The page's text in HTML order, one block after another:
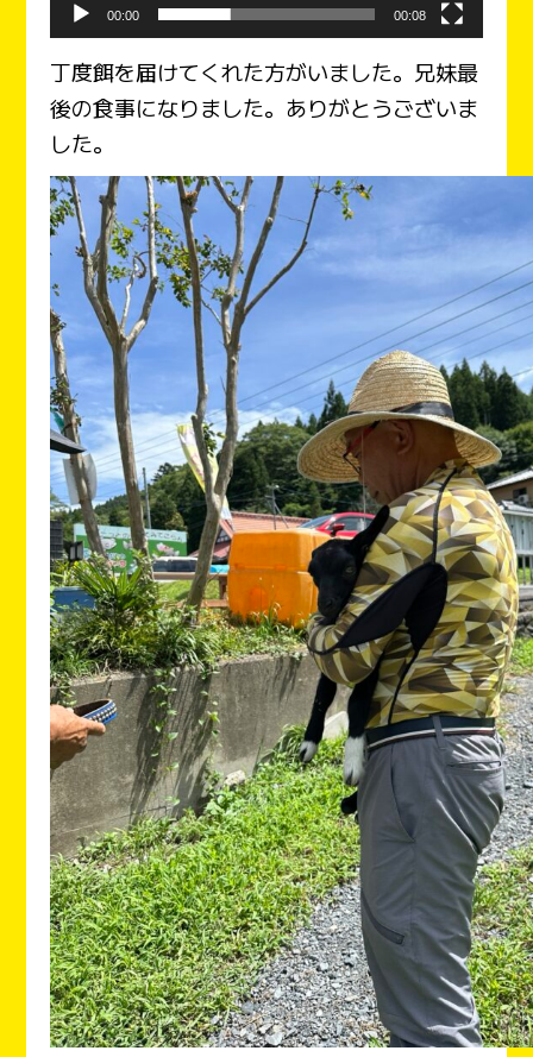
00:00 00:08
丁度餌を届けてくれた方がいました。兄妹最
後の食事になりました。ありがとうございま
した。